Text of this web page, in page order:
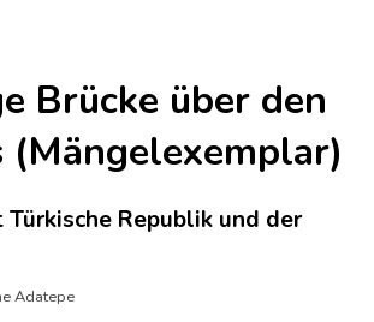
Brücke über den
(Mängelexemplar)
Türkische Republik und der
Adatepe